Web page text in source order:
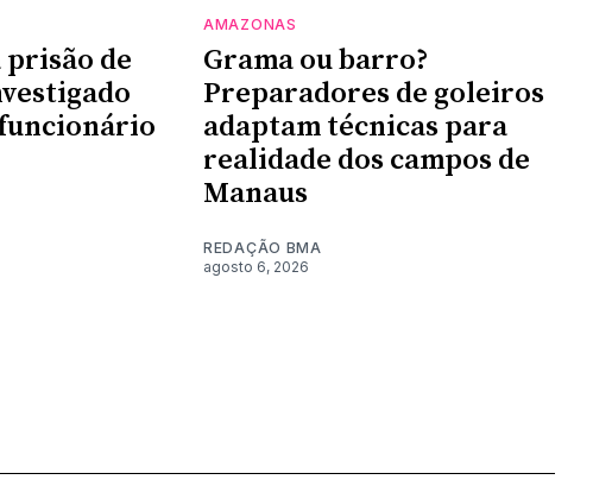
prisão de
AMAZONAS
Grama ou barro?
Preparadores de goleiros
adaptam técnicas para
realidade dos campos de
Manaus
REDAÇÃO BMA
agosto 6, 2026